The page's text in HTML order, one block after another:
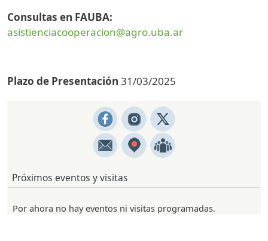
Consultas en FAUBA:
asistienciacooperacion@agro.uba.ar
Plazo de Presentación 31/03/2025
Próximos eventos y visitas
Por ahora no hay eventos ni visitas programadas.